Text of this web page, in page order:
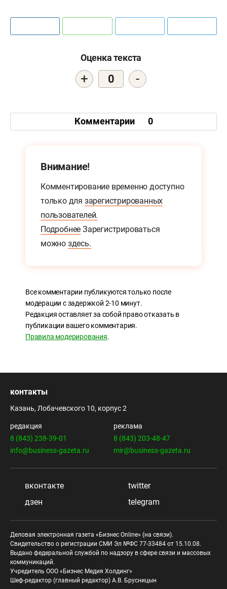
Оценка текста
+ 0 -
Комментарии 0
Внимание!
Комментирование временно доступно
только для зарегистрированных
пользователей.
Подробнее Зарегистрироваться
можно здесь.
Все комментарии публикуются только после
модерации с задержкой 2-10 минут.
Редакция оставляет за собой право отказать в
публикации вашего комментария.
Правила модерирования.
контакты
Казань, Лобачевского 10, корпус 2
редакция
8 (843) 238-39-01
info@business-gazeta.ru
реклама
8 (843) 203-48-47
mir@business-gazeta.ru
вконтакте
twitter
дзен
telegram
Деловая электронная газета «Бизнес Online» (на связи).
Свидетельство о регистрации СМИ Эл №ФС 77-33484 от 15.10.08.
Выдано федеральной службой по надзору в сфере связи и массовых
коммуникаций.
Учредитель ООО «Бизнес Медия Холдинг»
Шеф-редактор (главный редактор) А.В. Брусницын